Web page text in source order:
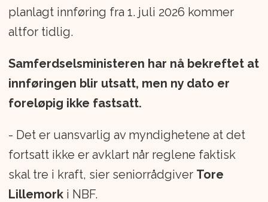
planlagt innføring fra 1. juli 2026 kommer
altfor tidlig.
Samferdselsministeren har nå bekreftet at
innføringen blir utsatt, men ny dato er
foreløpig ikke fastsatt.
- Det er uansvarlig av myndighetene at det
fortsatt ikke er avklart når reglene faktisk
skal tre i kraft, sier seniorrådgiver Tore
Lillemorki NBF.